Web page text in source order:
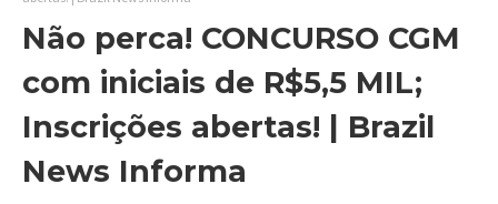
Não perca! CONCURSO CGM
com iniciais de R$5,5 MIL;
Inscrições abertas! | Brazil
News Informa